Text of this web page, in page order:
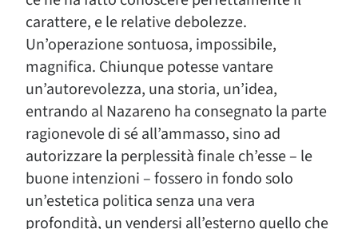
carattere, e le relative debolezze.
Un’operazione sontuosa, impossibile,
magnifica. Chiunque potesse vantare
un’autorevolezza, una storia, un’idea,
entrando al Nazareno ha consegnato la parte
ragionevole di sé all’ammasso, sino ad
autorizzare la perplessità finale ch’esse – le
buone intenzioni – fossero in fondo solo
un’estetica politica senza una vera
profondità, un vendersi all’esterno quello che